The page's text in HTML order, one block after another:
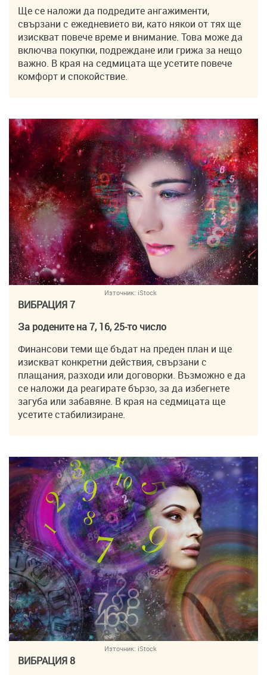
Ще се наложи да подредите ангажименти,
свързани с ежедневието ви, като някои от тях ще
изискват повече време и внимание. Това може да
включва покупки, подреждане или грижа за нещо
важно. В края на седмицата ще усетите повече
комфорт и спокойствие.
Източник: iStock
ВИБРАЦИЯ 7
За родените на 7, 16, 25-то число
Финансови теми ще бъдат на преден план и ще
изискват конкретни действия, свързани с
плащания, разходи или договорки. Възможно е да
се наложи да реагирате бързо, за да избегнете
загуба или забавяне. В края на седмицата ще
усетите стабилизиране.
Източник: iStock
ВИБРАЦИЯ 8